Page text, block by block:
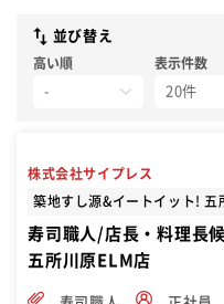
並び替え
高い順 表示件数
株式会社サイプレス
築地すし源&イートイット! 五
寿司職人/店長・料理長
五所川原ELM店